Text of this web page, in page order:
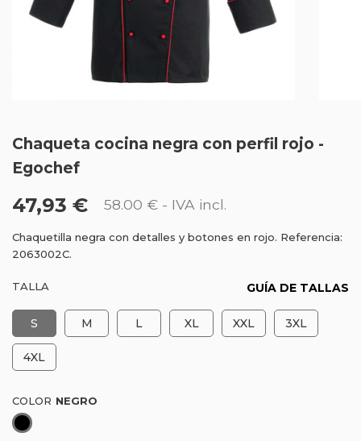
Chaqueta cocina negra con perfil rojo -
Egochef
47,93 € 58.00 € - IVA incl.
Chaquetilla negra con detalles y botones en rojo. Referencia:
2063002C.
TALLA GUÍA DE TALLAS
S M L XL XXL 3XL
4XL
COLOR
Negro